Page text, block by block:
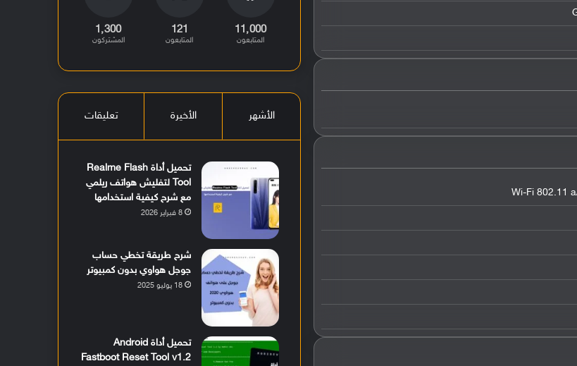
Wi-Fi 802.11
11٬000
المتابعون
121
المتابعون
1٬300
المشتركون
الأشهر الأخيرة تعليقات
تحميل أداة Realme Flash
Tool لتفليش هواتف ريلمي
مع شرح كيفية استخدامها
8 فبراير 2026
شرح طريقة تخطي حساب
جوجل هواوي بدون كمبيوتر
18 يوليو 2025
تحميل أداة Android
Fastboot Reset Tool v1.2